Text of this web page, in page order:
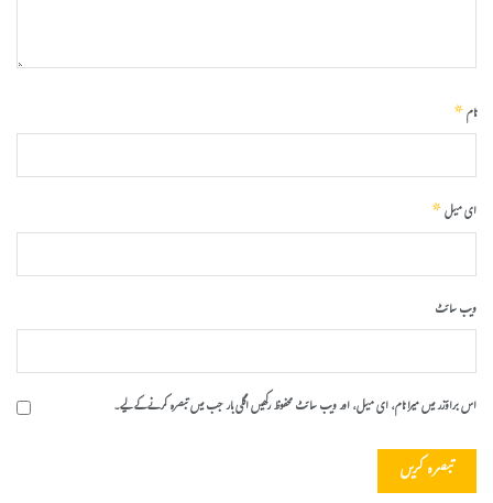
نام*
ای میل*
ویب‌ سائٹ
اس براؤزر میں میرا نام، ای میل، اور ویب سائٹ محفوظ رکھیں اگلی بار جب میں تبصرہ کرنے کےلیے۔